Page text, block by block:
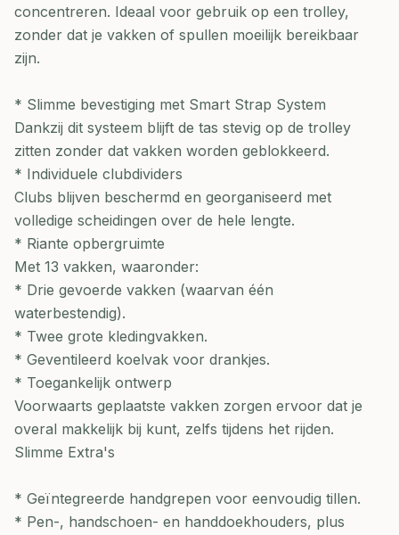
concentreren. Ideaal voor gebruik op een trolley,
zonder dat je vakken of spullen moeilijk bereikbaar
zijn.
* Slimme bevestiging met Smart Strap System
Dankzij dit systeem blijft de tas stevig op de trolley
zitten zonder dat vakken worden geblokkeerd.
* Individuele clubdividers
Clubs blijven beschermd en georganiseerd met
volledige scheidingen over de hele lengte.
* Riante opbergruimte
Met 13 vakken, waaronder:
* Drie gevoerde vakken (waarvan één
waterbestendig).
* Twee grote kledingvakken.
* Geventileerd koelvak voor drankjes.
* Toegankelijk ontwerp
Voorwaarts geplaatste vakken zorgen ervoor dat je
overal makkelijk bij kunt, zelfs tijdens het rijden.
Slimme Extra's
* Geïntegreerde handgrepen voor eenvoudig tillen.
* Pen-, handschoen- en handdoekhouders, plus